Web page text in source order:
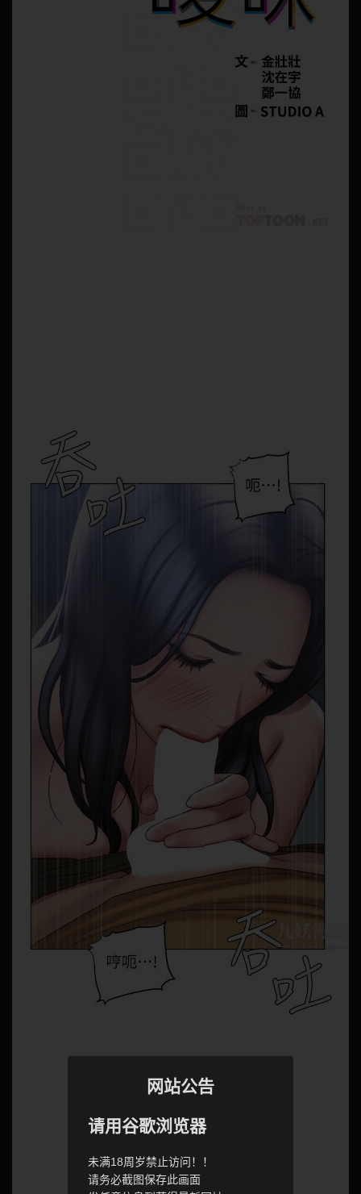
网站公告
请用谷歌浏览器
未满18周岁禁止访问！！
请务必截图保存此画面